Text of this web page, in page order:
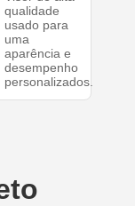
qualidade
usado para
uma
aparência e
desempenho
personalizados.